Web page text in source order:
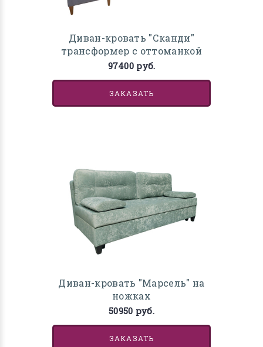
Диван-кровать "Сканди"
трансформер с оттоманкой
97400 руб.
ЗАКАЗАТЬ
Диван-кровать "Марсель" на
ножках
50950 руб.
ЗАКАЗАТЬ